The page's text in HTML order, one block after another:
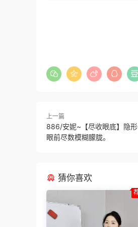
上一篇
886/安妮~【尽收眼底】隐
眼前尽数模糊朦胧。
猜你喜欢